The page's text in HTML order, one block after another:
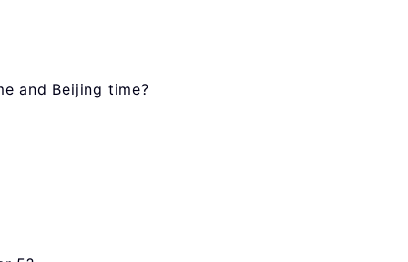
and Beijing time?